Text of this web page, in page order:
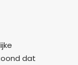
dat